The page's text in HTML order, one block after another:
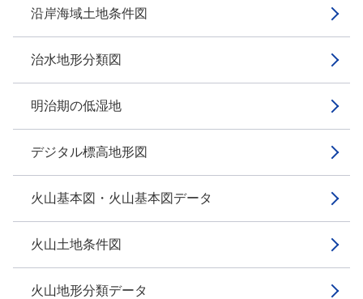
沿岸海域土地条件図
治水地形分類図
明治期の低湿地
デジタル標高地形図
火山基本図・火山基本図データ
火山土地条件図
火山地形分類データ